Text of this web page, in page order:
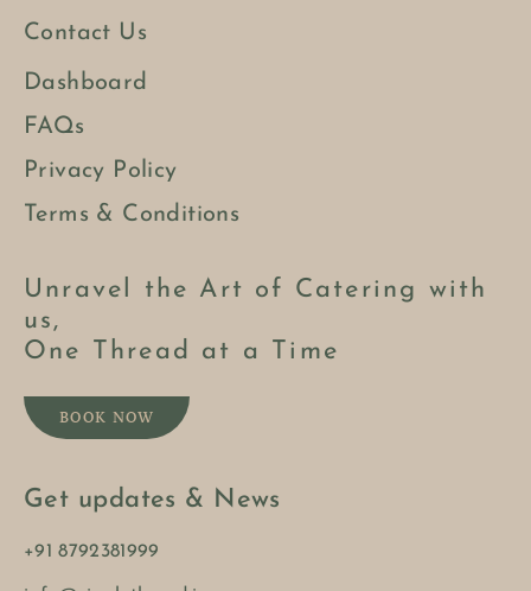
Contact Us
Dashboard
FAQs
Privacy Policy
Terms & Conditions
Unravel the Art of Catering with
us,
One Thread at a Time
BOOK NOW
Get updates & News
+91 8792381999